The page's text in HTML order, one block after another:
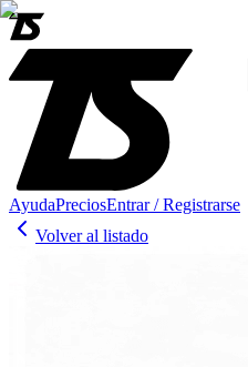
AyudaPreciosEntrar / Registrarse
Volver al listado